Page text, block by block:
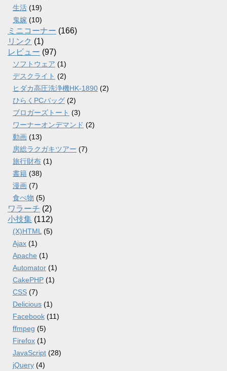
生活 (19)
鬼嫁 (10)
ミニコーナー (166)
リンク (1)
レビュー (97)
ソフトウェア (1)
デスクライト (2)
ヒダカ高圧洗浄機HK-1890 (2)
ひらくPCバッグ (2)
ブロガーズトート (3)
ワーナーオンデマンド (2)
動画 (13)
房総ラクガキツアー (7)
旅行財布 (1)
書籍 (38)
漫画 (7)
食べ物 (5)
ワラーチ (2)
小技集 (112)
(X)HTML (5)
Ajax (1)
Apache (1)
Automator (1)
CakePHP (1)
CSS (7)
Delicious (1)
Facebook (11)
ffmpeg (5)
Firefox (1)
JavaScript (28)
jQuery (4)